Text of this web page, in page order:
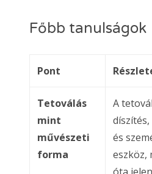
Főbb tanulságok
Pont
Tetoválás
mint
művészeti
forma
A
és
eszköz,